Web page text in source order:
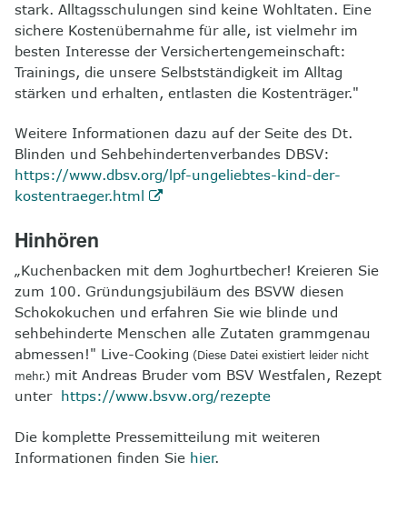
stark. Alltagsschulungen sind keine Wohltaten. Eine
sichere Kostenübernahme für alle, ist vielmehr im
besten Interesse der Versichertengemeinschaft:
Trainings, die unsere Selbstständigkeit im Alltag
stärken und erhalten, entlasten die Kostenträger."
Weitere Informationen dazu auf der Seite des Dt.
Blinden und Sehbehindertenverbandes DBSV:
https://www.dbsv.org/lpf-ungeliebtes-kind-der-
kostentraeger.html
Hinhören
„Kuchenbacken mit dem Joghurtbecher! Kreieren Sie
zum 100. Gründungsjubiläum des BSVW diesen
Schokokuchen und erfahren Sie wie blinde und
sehbehinderte Menschen alle Zutaten grammgenau
abmessen!" Live-Cooking (Diese Datei existiert leider nicht
mehr.) mit Andreas Bruder vom BSV Westfalen, Rezept
unter
https://www.bsvw.org/rezepte
Die komplette Pressemitteilung mit weiteren
Informationen finden Sie hier.